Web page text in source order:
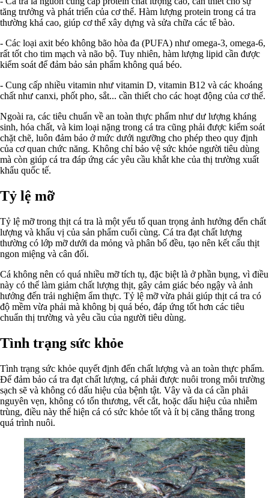
tăng trưởng và phát triển của cơ thể. Hàm lượng protein trong cá tra
thường khá cao, giúp cơ thể xây dựng và sửa chữa các tế bào.
- Các loại axit béo không bão hòa đa (PUFA) như omega-3, omega-6,
rất tốt cho tim mạch và não bộ. Tuy nhiên, hàm lượng lipid cần được
kiểm soát để đảm bảo sản phẩm không quá béo.
- Cung cấp nhiều vitamin như vitamin D, vitamin B12 và các khoáng
chất như canxi, phốt pho, sắt... cần thiết cho các hoạt động của cơ thể.
Ngoài ra, các tiêu chuẩn về an toàn thực phẩm như dư lượng kháng
sinh, hóa chất, và kim loại nặng trong cá tra cũng phải được kiểm soát
chặt chẽ, luôn đảm bảo ở mức dưới ngưỡng cho phép theo quy định
của cơ quan chức năng. Không chỉ bảo vệ sức khỏe người tiêu dùng
mà còn giúp cá tra đáp ứng các yêu cầu khắt khe của thị trường xuất
khẩu quốc tế.
Tỷ lệ mỡ
Tỷ lệ mỡ trong thịt cá tra là một yếu tố quan trọng ảnh hưởng đến chất
lượng và khẩu vị của sản phẩm cuối cùng. Cá tra đạt chất lượng
thường có lớp mỡ dưới da mỏng và phân bố đều, tạo nên kết cấu thịt
ngon miệng và cân đối.
Cá không nên có quá nhiều mỡ tích tụ, đặc biệt là ở phần bụng, vì điều
này có thể làm giảm chất lượng thịt, gây cảm giác béo ngậy và ảnh
hưởng đến trải nghiệm ẩm thực. Tỷ lệ mỡ vừa phải giúp thịt cá tra có
độ mềm vừa phải mà không bị quá béo, đáp ứng tốt hơn các tiêu
chuẩn thị trường và yêu cầu của người tiêu dùng.
Tình trạng sức khỏe
Tình trạng sức khỏe quyết định đến chất lượng và an toàn thực phẩm.
Để đảm bảo cá tra đạt chất lượng, cá phải được nuôi trong môi trường
sạch sẽ và không có dấu hiệu của bệnh tật. Vây và da cá cần phải
nguyên vẹn, không có tổn thương, vết cắt, hoặc dấu hiệu của nhiễm
trùng, điều này thể hiện cá có sức khỏe tốt và ít bị căng thẳng trong
quá trình nuôi.